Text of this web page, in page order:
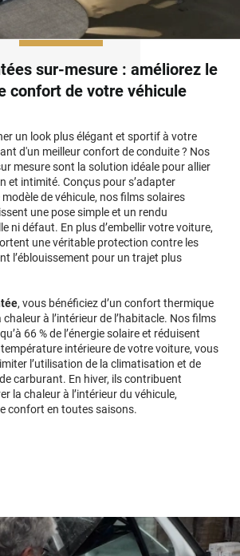
sur-mesure : améliorez le
confort de votre véhicule
un look plus élégant et sportif à votre
d'un meilleur confort de conduite ? Nos
mesure sont la solution idéale pour allier
et intimité. Conçus pour s’adapter
de véhicule, nos films solaires
une pose simple et un rendu
ni défaut. En plus d’embellir votre voiture,
une véritable protection contre les
l’éblouissement pour un trajet plus
, vous bénéficiez d’un confort thermique
à l’intérieur de l’habitacle. Nos films
66 % de l’énergie solaire et réduisent
intérieure de votre voiture, vous
l’utilisation de la climatisation et de
carburant. En hiver, ils contribuent
la chaleur à l’intérieur du véhicule,
confort en toutes saisons.